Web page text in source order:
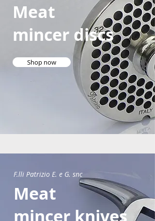
Meat
mincer discs
Shop now
F.lli Patrizio E. e G. snc
Meat
mincer knives